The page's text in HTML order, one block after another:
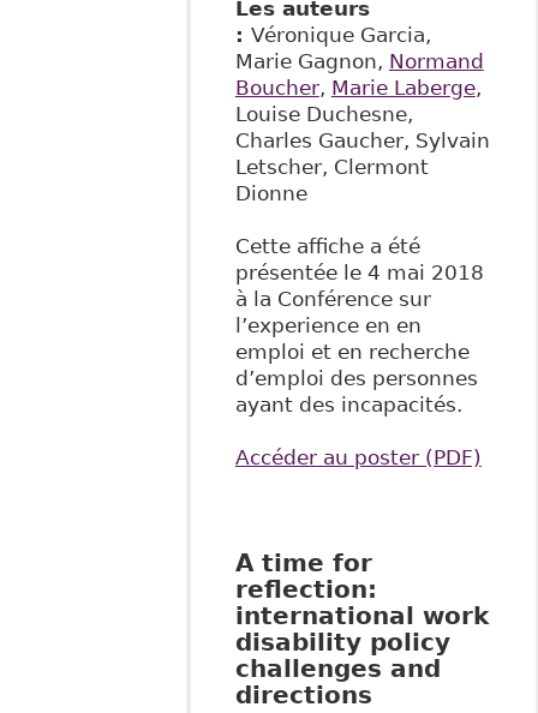
Les auteurs
: Véronique Garcia,
Marie Gagnon, Normand
Boucher, Marie Laberge,
Louise Duchesne,
Charles Gaucher, Sylvain
Letscher, Clermont
Dionne
Cette affiche a été
présentée le 4 mai 2018
à la Conférence sur
l’experience en en
emploi et en recherche
d’emploi des personnes
ayant des incapacités.
Accéder au poster (PDF)
A time for
reflection:
international work
disability policy
challenges and
directions